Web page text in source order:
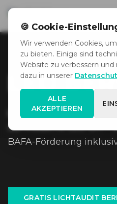
🍪 Cookie-
Wir verwenden Cookies,
zu bieten. Einige sind
Website zu verbessern
dazu in unserer
ALLE
AKZEPTIEREN
LED
LED Berlin für Hallen,
auf moderne LED um –
BAFA-Förderung
GRATIS LICHTAUDIT